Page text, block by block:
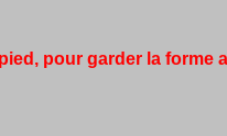
pour garder la